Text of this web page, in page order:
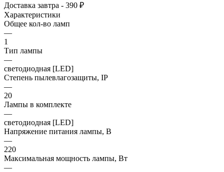
Доставка завтра - 390 ₽
Характеристики
Общее кол-во ламп
—
1
Тип лампы
—
светодиодная [LED]
Степень пылевлагозащиты, IP
—
20
Лампы в комплекте
—
светодиодная [LED]
Напряжение питания лампы, В
—
220
Максимальная мощность лампы, Вт
—